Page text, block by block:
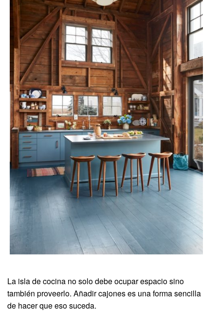
La isla de cocina no solo debe ocupar espacio sino
también proveerlo. Añadir cajones es una forma sencilla
de hacer que eso suceda.